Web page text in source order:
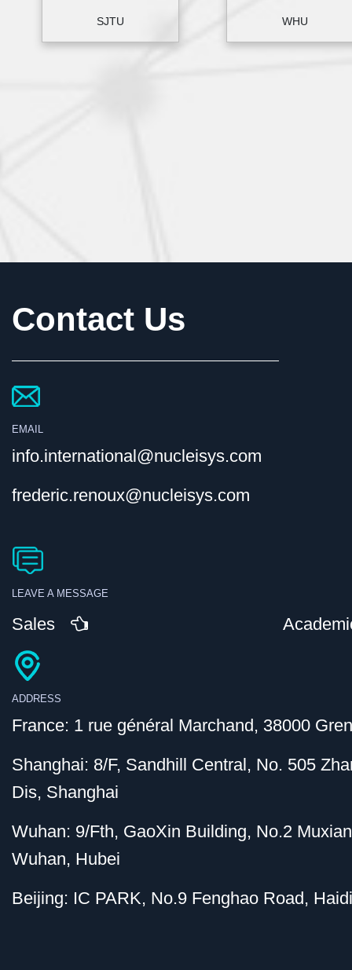
SJTU WHU
Contact Us
EMAIL
info.international@nucleisys.com
frederic.renoux@nucleisys.com
LEAVE A MESSAGE
Sales
ADDRESS
France: 1 rue général Marchand, 38000
Shanghai: 8/F, Sandhill Central, No. 505
Dis, Shanghai
Wuhan: 9/Fth, GaoXin Building, No.2
Wuhan, Hubei
Beijing: IC PARK, No.9 Fenghao Road,